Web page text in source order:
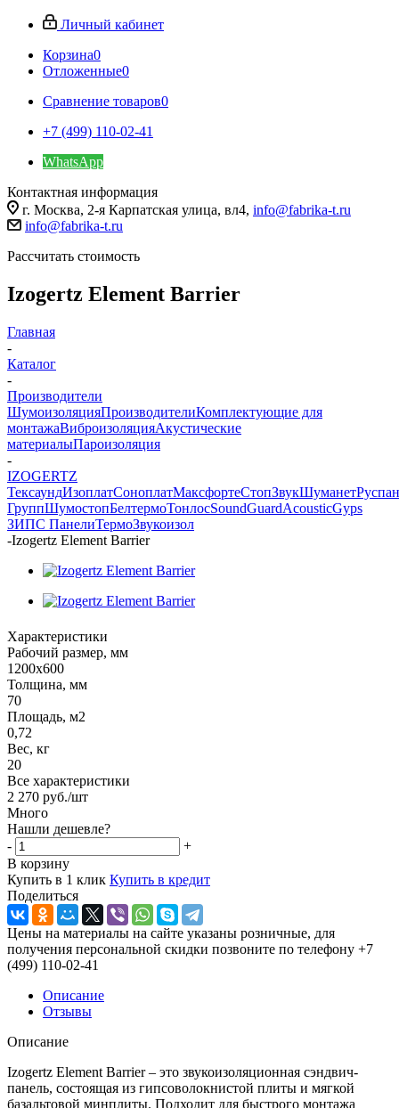
Личный кабинет
Корзина0
Отложенные0
Сравнение товаров0
+7 (499) 110-02-41
WhatsApp
Контактная информация
г. Москва, 2-я Карпатская улица, вл4, info@fabrika-t.ru
info@fabrika-t.ru
Рассчитать стоимость
Izogertz Element Barrier
Главная
-
Каталог
-
Производители
ШумоизоляцияПроизводителиКомплектующие для
монтажаВиброизоляцияАкустические
материалыПароизоляция
-
IZOGERTZ
ТексаундИзоплатСоноплатМаксфортеСтопЗвукШуманет
ГруппШумостопБелтермоТонлосSoundGuardAcousticGyps
ЗИПС ПанелиТермоЗвукоизол
-Izogertz Element Barrier
Характеристики
Рабочий размер, мм
1200х600
Толщина, мм
70
Площадь, м2
0,72
Вес, кг
20
Все характеристики
2 270 руб./шт
Много
Нашли дешевле?
-
+
В корзину
Купить в 1 клик Купить в кредит
Поделиться
Цены на материалы на сайте указаны розничные, для
получения персональной скидки позвоните по телефону +7
(499) 110-02-41
Описание
Отзывы
Описание
Izogertz Element Barrier – это звукоизоляционная сэндвич-
панель, состоящая из гипсоволокнистой плиты и мягкой
базальтовой минплиты. Подходит для быстрого монтажа